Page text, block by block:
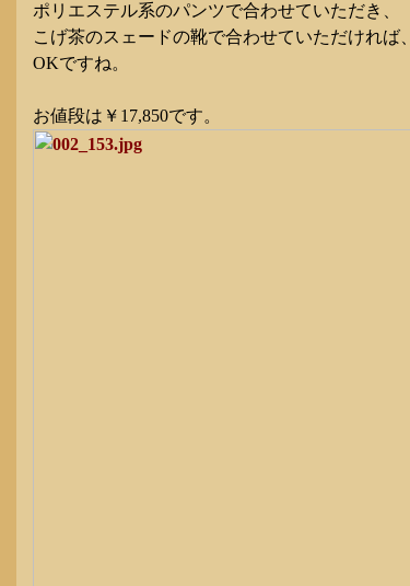
ポリエステル系のパンツで合わせていただき、
こげ茶のスェードの靴で合わせていただければ、
OKですね。
お値段は￥17,850です。